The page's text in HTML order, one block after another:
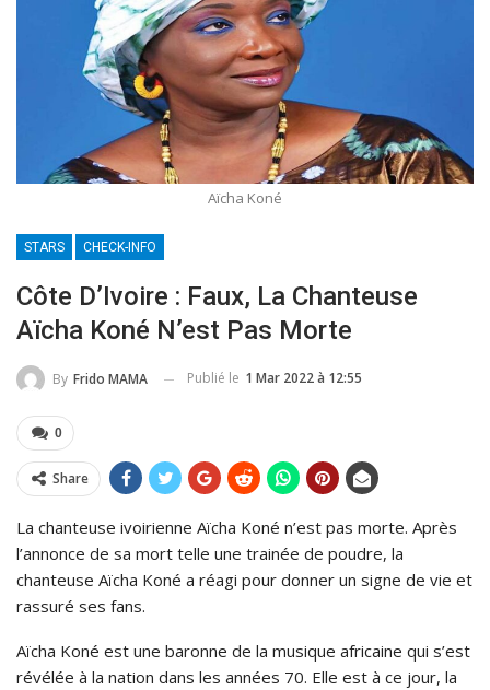
Aïcha Koné
STARS CHECK-INFO
Côte D’Ivoire : Faux, La Chanteuse
Aïcha Koné N’est Pas Morte
By Frido MAMA Publié le 1 Mar 2022 à 12:55
0
Share
La chanteuse ivoirienne Aïcha Koné n’est pas morte. Après
l’annonce de sa mort telle une trainée de poudre, la
chanteuse Aïcha Koné a réagi pour donner un signe de vie et
rassuré ses fans.
Aïcha Koné est une baronne de la musique africaine qui s’est
révélée à la nation dans les années 70. Elle est à ce jour, la